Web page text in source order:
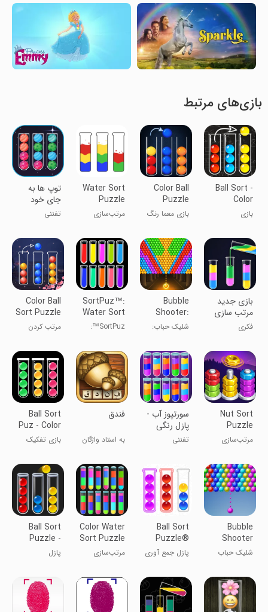
بازی‌های مرتبط
Ball Sort -
Color
Sorting
Game
بازی
توپ - بازی
مرتب‌سازی رنگ
Color Ball
Puzzle
Sorting
Game
بازی معما رنگ
Water Sort
Puzzle
مرتب‌سازی
توپ ها به
جای خود
تفننی
بازی جدید
مرتب سازی
اب
فکری
Bubble
Shooter:
Fun Pop
شلیک حباب:
سرگرم‌کننده
SortPuz™:
Water Sort
Puzzle
SortPuz™:
مرتب‌سازی آب
Color Ball
Sort Puzzle
مرتب کردن
Nut Sort
Puzzle
Games
مرتب‌سازی
سورتپوز آب -
پازل رنگی
تفننی
‏‏فندق
به استاد واژگان
Ball Sort
Puz - Color
Game
بازی تفکیک
رنگی
Bubble
Shooter
And Friends
شلیک حباب
Ball Sort
Puzzle®
پازل جمع آوری
Color Water
Sort Puzzle
Games
مرتب‌سازی
Ball Sort
Puzzle -
Color Game
پازل
توپ - بازی
رنگی